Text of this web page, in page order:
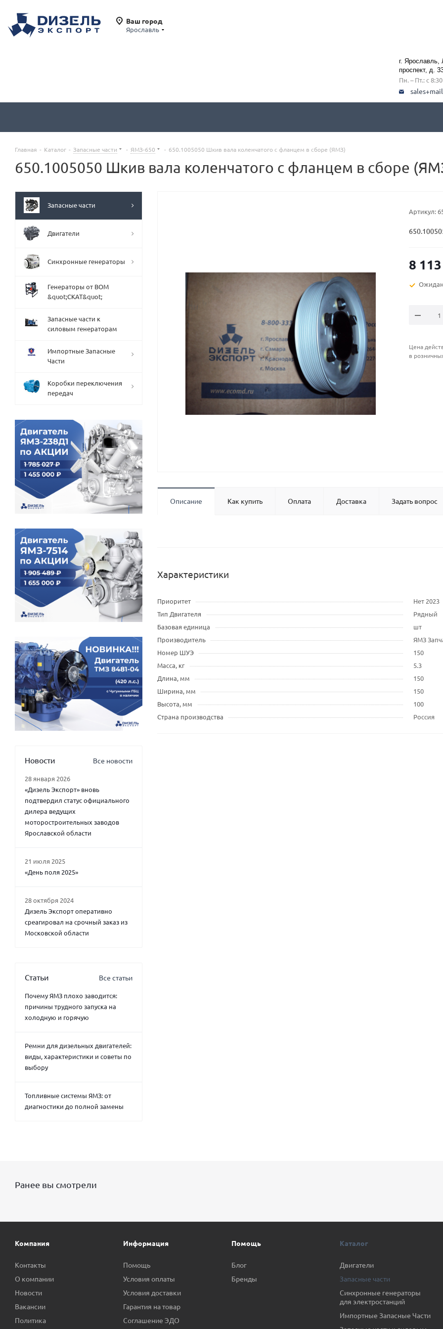
Ваш город
Ярославль
г. Ярославль,
проспект, д.
Пн. – Пт.: с
Главная - Каталог - Запасные части - ЯМЗ-650 - 650.1005050 Шкив вала коленчатого с фланцем в сборе (ЯМЗ)
650.1005050 Шкив вала коленчатого с фланцем в сборе
Артикул:
8 113
Цена
в
Описание Как купить Оплата Доставка Задать вопрос
Характеристики
Приоритет
Нет 2023
Тип Двигателя
Рядный
Базовая единица
шт
Производитель
ЯМЗ
Номер ШУЭ
150
Масса, кг
5.3
Длина, мм
150
Ширина, мм
150
Высота, мм
100
Страна производства
Россия
Запасные части
Двигатели
Синхронные генераторы
Генераторы от ВОМ
&quot;СКАТ&quot;
Запасные части к
силовым генераторам
Импортные Запасные
Части
Коробки переключения
передач
Новости Все новости
28 января 2026
«Дизель Экспорт» вновь
подтвердил статус официального
дилера ведущих
моторостроительных заводов
Ярославской области
21 июля 2025
«День поля 2025»
28 октября 2024
Дизель Экспорт оперативно
среагировал на срочный заказ из
Московской области
Статьи Все статьи
Почему ЯМЗ плохо заводится:
причины трудного запуска на
холодную и горячую
Ремни для дизельных двигателей:
виды, характеристики и советы по
выбору
Топливные системы ЯМЗ: от
диагностики до полной замены
Ранее вы смотрели
Компания
Контакты
О компании
Новости
Вакансии
Политика
Информация
Помощь
Условия оплаты
Условия доставки
Гарантия на товар
Соглашение ЭДО
Помощь
Блог
Бренды
Каталог
Двигатели
Запасные части
Синхронные генераторы
для электростанций
Импортные Запасные Части